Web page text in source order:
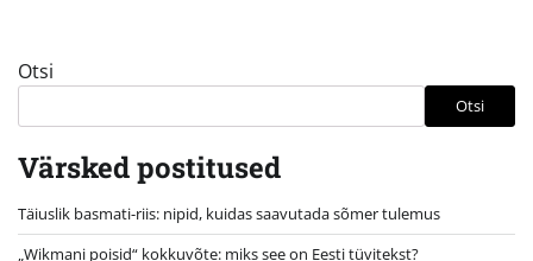
Otsi
Otsi
Värsked postitused
Täiuslik basmati-riis: nipid, kuidas saavutada sõmer tulemus
„Wikmani poisid“ kokkuvõte: miks see on Eesti tüvitekst?